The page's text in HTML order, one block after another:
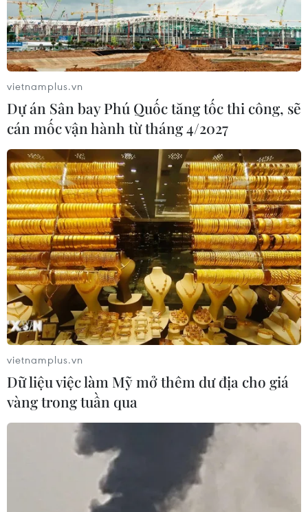
Hà Nội đưa ra 2 phương án xử lý vụ Bắc Hà
bỏ hàng loạt tuyến buýt
09/07/2022 02:38
Hà Nội đã đưa ra phương án xử lý vụ việc doanh
nghiệp Bắc Hà bỏ hàng loạt tuyến buýt nhằm duy trì
vận hành tuyến, không gây xáo trộn trong hoạt động đi
lại của người dân.
vietnamplus.vn
Dự án Sân bay Phú Quốc tăng tốc thi công, sẽ
cán mốc vận hành từ tháng 4/2027
vietnamplus.vn
Dữ liệu việc làm Mỹ mở thêm dư địa cho giá
vàng trong tuần qua